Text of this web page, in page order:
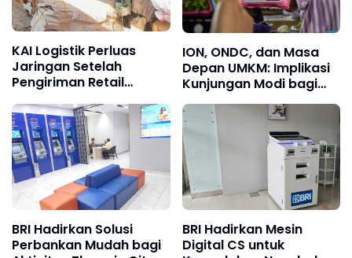
KAI Logistik Perluas
Jaringan Setelah
Pengiriman Retail
ION, ONDC, dan Masa
Depan UMKM: Implikasi
Kunjungan Modi bagi
Arsitektur Ekonomi
Digital
BRI Hadirkan Solusi
Perbankan Mudah bagi
BRI Hadirkan Mesin
Digital CS untuk